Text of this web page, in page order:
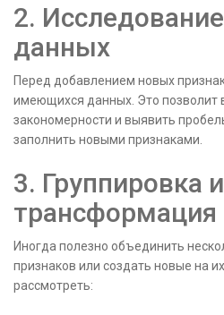
2.
данных
Перед добавлением новых
имеющихся данных. Это позволит
закономерности и выявить
заполнить новыми признаками.
3. Группировка и
трансформация
Иногда полезно объединить
признаков или создать новые на
рассмотреть: